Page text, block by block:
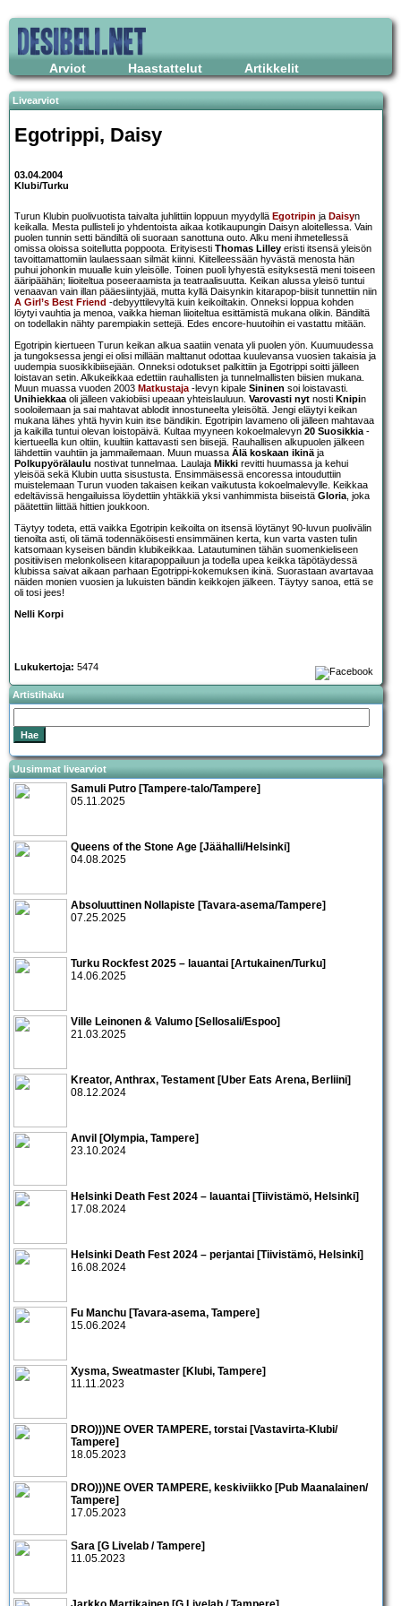
Arviot Haastattelut Artikkelit
Livearviot
Egotrippi, Daisy
03.04.2004
Klubi/Turku
Turun Klubin puolivuotista taivalta juhlittiin loppuun myydyllä Egotripin ja Daisyn
keikalla. Mesta pullisteli jo yhdentoista aikaa kotikaupungin Daisyn aloitellessa. Vain
puolen tunnin setti bändiltä oli suoraan sanottuna outo. Alku meni ihmetellessä
omissa oloissa soitellutta poppoota. Erityisesti Thomas Lilley eristi itsensä yleisön
tavoittamattomiin laulaessaan silmät kiinni. Kiitelleessään hyvästä menosta hän
puhui johonkin muualle kuin yleisölle. Toinen puoli lyhyestä esityksestä meni toiseen
ääripäähän; liioiteltua poseeraamista ja teatraalisuutta. Keikan alussa yleisö tuntui
venaavan vain illan pääesiintyjää, mutta kyllä Daisynkin kitarapop-biisit tunnettiin niin
A Girl’s Best Friend -debyyttilevyltä kuin keikoiltakin. Onneksi loppua kohden
löytyi vauhtia ja menoa, vaikka hieman liioiteltua esittämistä mukana olikin. Bändiltä
on todellakin nähty parempiakin settejä. Edes encore-huutoihin ei vastattu mitään.
Egotripin kiertueen Turun keikan alkua saatiin venata yli puolen yön. Kuumuudessa
ja tungoksessa jengi ei olisi millään malttanut odottaa kuulevansa vuosien takaisia ja
uudempia suosikkibiisejään. Onneksi odotukset palkittiin ja Egotrippi soitti jälleen
loistavan setin. Alkukeikkaa edettiin rauhallisten ja tunnelmallisten biisien mukana.
Muun muassa vuoden 2003 Matkustaja-levyn kipale Sininen soi loistavasti.
Unihiekkaaoli jälleen vakiobiisi upeaan yhteislauluun. Varovasti nyt nosti Knipin
sooloilemaan ja sai mahtavat ablodit innostuneelta yleisöltä. Jengi eläytyi keikan
mukana lähes yhtä hyvin kuin itse bändikin. Egotripin lavameno oli jälleen mahtavaa
ja kaikilla tuntui olevan loistopäivä. Kultaa myyneen kokoelmalevyn 20 Suosikkia-
kiertueella kun oltiin, kuultiin kattavasti sen biisejä. Rauhallisen alkupuolen jälkeen
lähdettiin vauhtiin ja jammailemaan. Muun muassa Älä koskaan ikinäja
Polkupyörälaulu nostivat tunnelmaa. Laulaja Mikki revitti huumassa ja kehui
yleisöä sekä Klubin uutta sisustusta. Ensimmäisessä encoressa intouduttiin
muistelemaan Turun vuoden takaisen keikan vaikutusta kokoelmalevylle. Keikkaa
edeltävissä hengailuissa löydettiin yhtäkkiä yksi vanhimmista biiseistä Gloria, joka
päätettiin liittää hittien joukkoon.
Täytyy todeta, että vaikka Egotripin keikoilta on itsensä löytänyt 90-luvun puolivälin
tienoilta asti, oli tämä todennäköisesti ensimmäinen kerta, kun varta vasten tulin
katsomaan kyseisen bändin klubikeikkaa. Latautuminen tähän suomenkieliseen
positiivisen melonkoliseen kitarapoppailuun ja todella upea keikka täpötäydessä
klubissa saivat aikaan parhaan Egotrippi-kokemuksen ikinä. Suorastaan avartavaa
näiden monien vuosien ja lukuisten bändin keikkojen jälkeen. Täytyy sanoa, että se
oli tosi jees!
Nelli Korpi
Lukukertoja: 5474
Artistihaku
Uusimmat livearviot
Samuli Putro [Tampere-talo/Tampere]
05.11.2025
Queens of the Stone Age [Jäähalli/Helsinki]
04.08.2025
Absoluuttinen Nollapiste [Tavara-asema/Tampere]
07.25.2025
Turku Rockfest 2025 – lauantai [Artukainen/Turku]
14.06.2025
Ville Leinonen & Valumo [Sellosali/Espoo]
21.03.2025
Kreator, Anthrax, Testament [Uber Eats Arena, Berliini]
08.12.2024
Anvil [Olympia, Tampere]
23.10.2024
Helsinki Death Fest 2024 – lauantai [Tiivistämö, Helsinki]
17.08.2024
Helsinki Death Fest 2024 – perjantai [Tiivistämö, Helsinki]
16.08.2024
Fu Manchu [Tavara-asema, Tampere]
15.06.2024
Xysma, Sweatmaster [Klubi, Tampere]
11.11.2023
DRO)))NE OVER TAMPERE, torstai [Vastavirta-Klubi/
Tampere]
18.05.2023
DRO)))NE OVER TAMPERE, keskiviikko [Pub Maanalainen/
Tampere]
17.05.2023
Sara [G Livelab / Tampere]
11.05.2023